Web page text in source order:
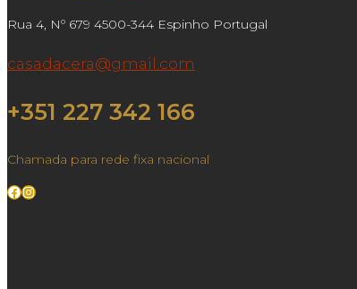
Rua 4, Nº 679 4500-344 Espinho Portugal
casadacera@gmail.com
+351 227 342 166
Chamada para rede fixa nacional
Facebook
Instagram